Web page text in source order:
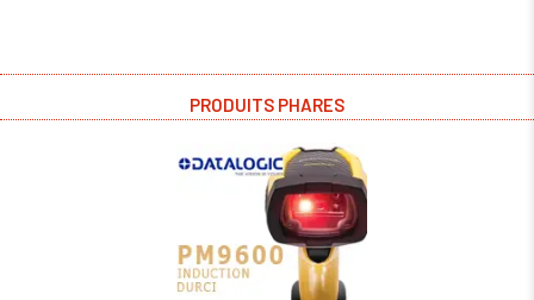
PRODUITS PHARES